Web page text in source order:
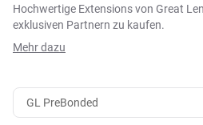
Hochwertige Extensions von Great
exklusiven Partnern zu kaufen.
Mehr dazu
GL PreBonded